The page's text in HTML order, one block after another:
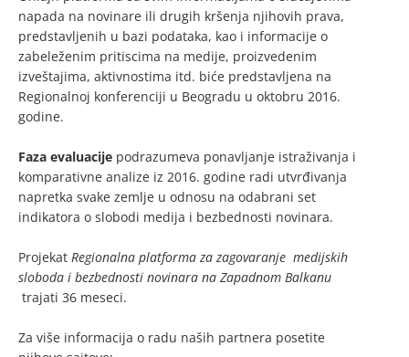
napada na novinare ili drugih kršenja njihovih prava,
predstavljenih u bazi podataka, kao i informacije o
zabeleženim pritiscima na medije, proizvedenim
izveštajima, aktivnostima itd. biće predstavljena na
Regionalnoj konferenciji u Beogradu u oktobru 2016.
godine.
Faza evaluacije podrazumeva ponavljanje istraživanja i
komparativne analize iz 2016. godine radi utvrđivanja
napretka svake zemlje u odnosu na odabrani set
indikatora o slobodi medija i bezbednosti novinara.
Projekat Regionalna platforma za zagovaranje medijskih
sloboda i bezbednosti novinara na Zapadnom Balkanu
trajati 36 meseci.
Za više informacija o radu naših partnera posetite